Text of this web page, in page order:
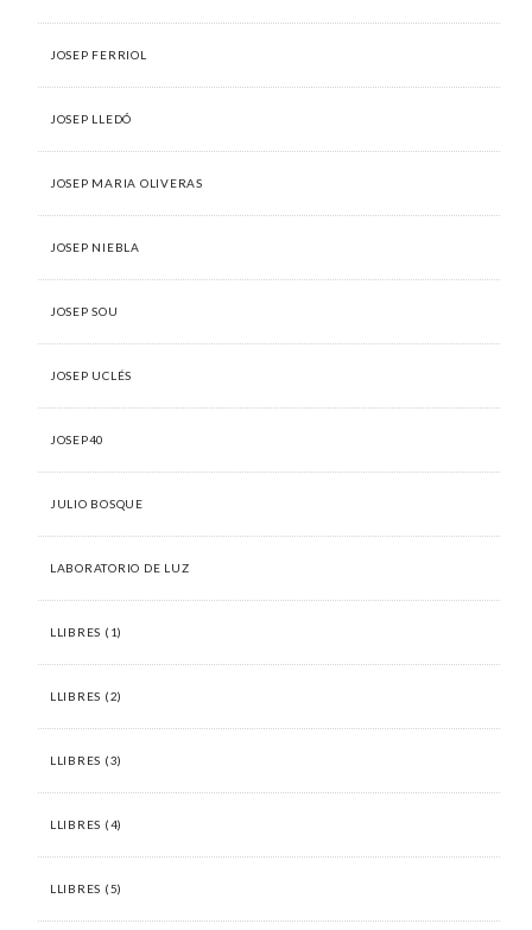
JOSEP FERRIOL
JOSEP LLEDÓ
JOSEP MARIA OLIVERAS
JOSEP NIEBLA
JOSEP SOU
JOSEP UCLÉS
JOSEP40
JULIO BOSQUE
LABORATORIO DE LUZ
LLIBRES (1)
LLIBRES (2)
LLIBRES (3)
LLIBRES (4)
LLIBRES (5)